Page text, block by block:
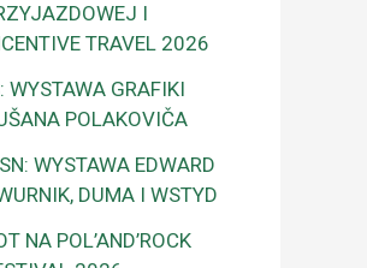
I
TRAVEL 2026
WYSTAWA GRAFIKI
POLAKOVIČA
WYSTAWA EDWARD
DUMA I WSTYD
NA POL’AND’ROCK